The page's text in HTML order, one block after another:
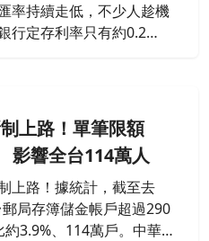
率持續走低，不少人趁機
行定存利率只有約0.2
圓等外幣存款、投資型商
上路！單筆限額
影響全台114萬人
上路！據統計，截至去
郵局存簿儲金帳戶超過290
3.9%、114萬戶。中華郵